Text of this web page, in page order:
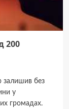
200
залишив без
у
громадах.